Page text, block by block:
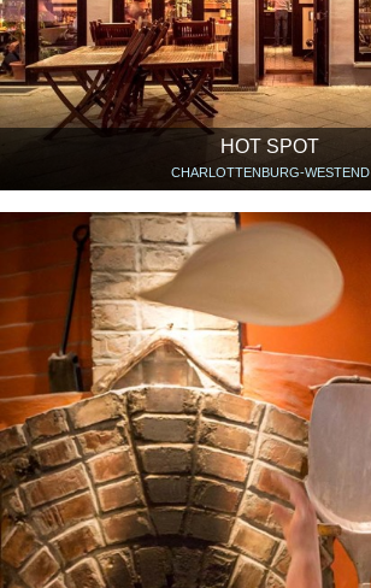
HOT SPOT
CHARLOTTENBURG-WESTEND